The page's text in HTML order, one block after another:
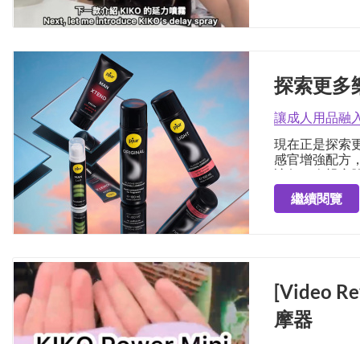
探索更多
讓成人用品融
現在正是探索
感官增強配方
讓每一次親密
繼續閱覽
[Video
摩器